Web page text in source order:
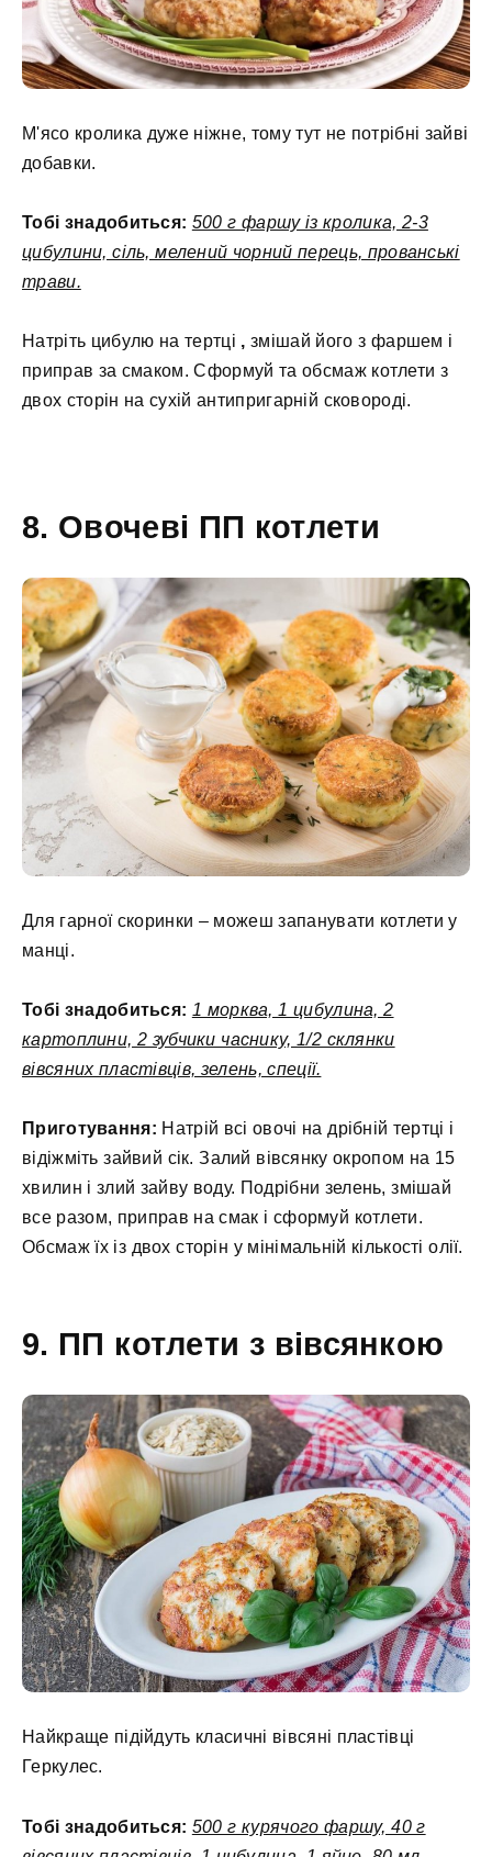
М'ясо кролика дуже ніжне, тому тут не потрібні зайві
добавки.
Тобі знадобиться: 500 г фаршу із кролика, 2-3
цибулини, сіль, мелений чорний перець, прованські
трави.
Натріть цибулю на тертці , змішай його з фаршем і
приправ за смаком. Сформуй та обсмаж котлети з
двох сторін на сухій антипригарній сковороді.
8. Овочеві ПП котлети
Для гарної скоринки – можеш запанувати котлети у
манці.
Тобі знадобиться: 1 морква, 1 цибулина, 2
картоплини, 2 зубчики часнику, 1/2 склянки
вівсяних пластівців, зелень, спеції.
Приготування: Натрій всі овочі на дрібній тертці і
відіжміть зайвий сік. Залий вівсянку окропом на 15
хвилин і злий зайву воду. Подрібни зелень, змішай
все разом, приправ на смак і сформуй котлети.
Обсмаж їх із двох сторін у мінімальній кількості олії.
9. ПП котлети з вівсянкою
Найкраще підійдуть класичні вівсяні пластівці
Геркулес.
Тобі знадобиться: 500 г курячого фаршу, 40 г